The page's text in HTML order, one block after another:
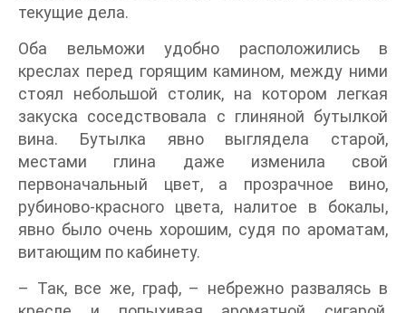
текущие дела.
Оба вельможи удобно расположились в
креслах перед горящим камином, между ними
стоял небольшой столик, на котором легкая
закуска соседствовала с глиняной бутылкой
вина. Бутылка явно выглядела старой,
местами глина даже изменила свой
первоначальный цвет, а прозрачное вино,
рубиново-красного цвета, налитое в бокалы,
явно было очень хорошим, судя по ароматам,
витающим по кабинету.
– Так, все же, граф, – небрежно развалясь в